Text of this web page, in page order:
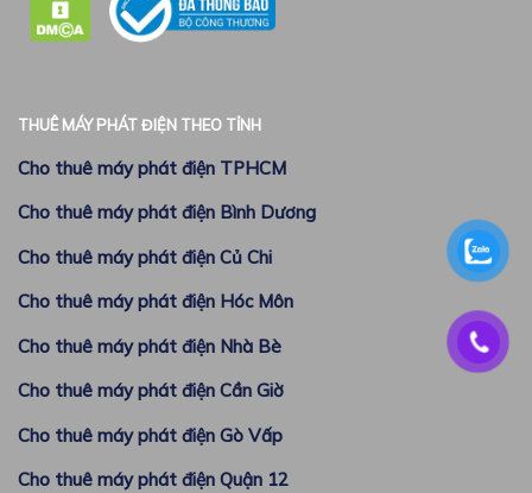
THUÊ MÁY PHÁT ĐIỆN THEO TỈNH
Cho thuê máy phát điện TPHCM
Cho thuê máy phát điện Bình Dương
Cho thuê máy phát điện Củ Chi
Cho thuê máy phát điện Hóc Môn
Cho thuê máy phát điện Nhà Bè
Cho thuê máy phát điện Cần Giờ
Cho thuê máy phát điện Gò Vấp
Cho thuê máy phát điện Quận 12